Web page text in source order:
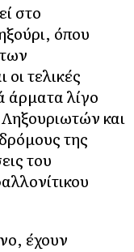
στο
όπου
τελικές
άρματα λίγο
και
της
του
έχουν